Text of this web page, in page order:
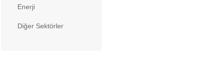
Enerji
Diğer Sektörler